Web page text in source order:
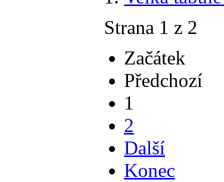
Strana 1 z 2
Začátek
Předchozí
1
2
Další
Konec